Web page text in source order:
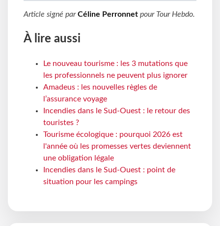
Article signé parCéline Perronnet pour Tour Hebdo.
À lire aussi
Le nouveau tourisme : les 3 mutations que
les professionnels ne peuvent plus ignorer
Amadeus : les nouvelles règles de
l’assurance voyage
Incendies dans le Sud-Ouest : le retour des
touristes ?
Tourisme écologique : pourquoi 2026 est
l'année où les promesses vertes deviennent
une obligation légale
Incendies dans le Sud-Ouest : point de
situation pour les campings